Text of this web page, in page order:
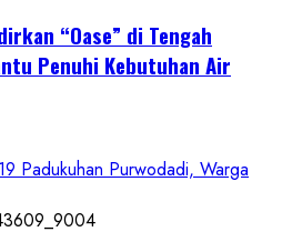
“Oase” di Tengah
Penuhi Kebutuhan Air
Padukuhan Purwodadi, Warga